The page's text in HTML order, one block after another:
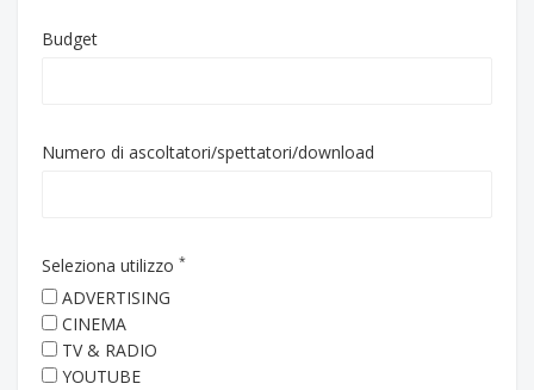
Budget
Numero di ascoltatori/spettatori/download
Seleziona utilizzo *
ADVERTISING
CINEMA
TV & RADIO
YOUTUBE